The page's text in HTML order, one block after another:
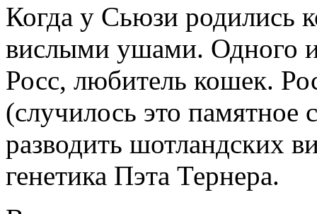
Когда у Сьюзи родились
вислыми ушами. Одного
Росс, любитель кошек.
(случилось это памятное
разводить шотландских
генетика Пэта Тернера.